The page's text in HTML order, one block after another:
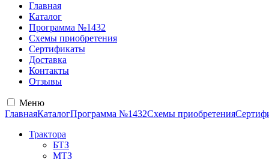
Главная
Каталог
Программа №1432
Схемы приобретения
Сертификаты
Доставка
Контакты
Отзывы
Меню
ГлавнаяКаталогПрограмма №1432Схемы приобретения
Трактора
БТЗ
МТЗ